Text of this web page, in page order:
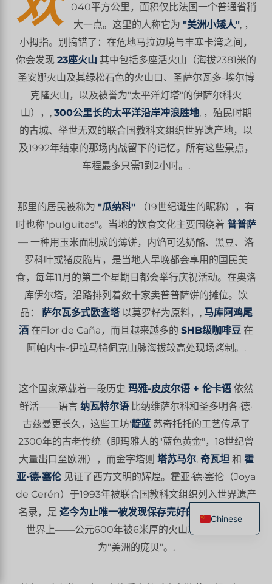
040平方公里，面积仅比法国一个普通省稍
大一点。这里的人称它为 "美洲小矮人", ，
小拇指。别搞错了：在危地马拉边境与丰塞卡湾之间，
你会发现 23座火山 其中包括多座活火山（海拔2381米的
圣安娜火山及其绿松石色的火山口、圣萨尔瓦多-埃尔博
克隆火山，以及被誉为"太平洋灯塔"的伊萨尔科火
山），, 300公里长的太平洋沿岸冲浪胜地, ，殖民时期
的古城、举世无双的联合国教科文组织世界遗产地，以
及1992年结束的那场内战留下的记忆。所有这些景点，
车程最多只需1到2小时。.
那里的居民被称为 "瓜纳科" （19世纪诞生的昵称），有
时也称"pulguitas"。当地的饮食文化主要围绕着 普普萨
— 一种用玉米面制成的薄饼，内馅可选奶酪、黑豆、洛
罗科叶或猪皮脆片，是当地人早晚都会享用的国民美
食，每年11月的第二个星期日都会举行庆祝活动。在奥洛
库伊尔塔，沿路排列着数十家卖普普萨饼的摊位。饮
品： 萨尔瓦多式欧查塔以莫罗籽为原料，, 马库阿鸡尾
酒 在Flor de Caña，而且越来越多的 SHB级咖啡豆 在
阿帕内卡-伊拉马特佩克山脉海拔较高处现场烤制。.
这个国家承载着一段历史 玛雅-皮皮尔语 + 伦卡语 依然
鲜活——语言 纳瓦特尔语 比纳维萨尔科和圣多明各·德·
古兹曼更长久，这些工坊'靛蓝苏奇托托的工艺传承了
2300年的古老传统（即玛雅人的"蓝色黄金"，18世纪曾
大量出口至欧洲），而金字塔则 塔苏马尔, 奇瓦坦和 霍
亚·德·塞伦见证了西方文明的辉煌。霍亚·德·塞伦（Joya
de Cerén）于1993年被联合国教科文组织列入世界遗产
名录，是 迄今为止唯一被发现保存完好的玛雅农民村落
世界上——公元600年被6米厚的火山灰掩埋，被称
为"美洲的庞贝"。.
Chinese
French